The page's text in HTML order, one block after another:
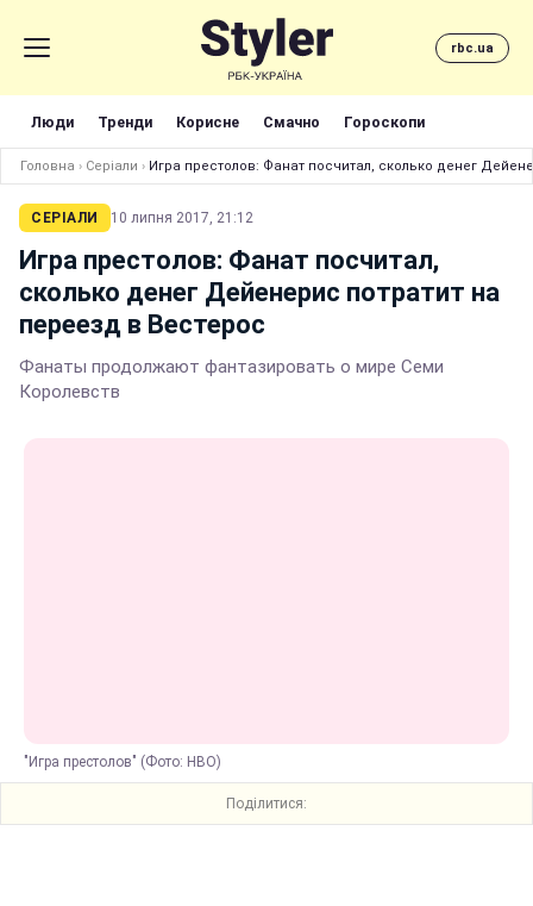
rbc.ua
Люди Тренди Корисне Смачно Гороскопи
Головна › Серіали › Игра престолов: Фанат посчитал, сколько денег
СЕРІАЛИ 10 липня 2017, 21:12
Игра престолов: Фанат посчитал,
сколько денег Дейенерис потратит на
переезд в Вестерос
Фанаты продолжают фантазировать о мире Семи
Королевств
"Игра престолов" (Фото: HBO)
Поділитися: